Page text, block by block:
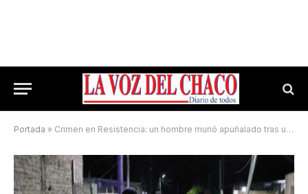
Portada » Crimen en Resistencia: un hombre murió apuñalado tras un conflicto de vieja data